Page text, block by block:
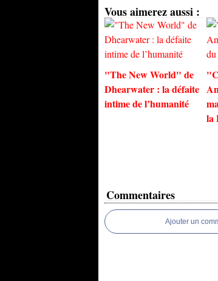
Vous aimerez aussi :
"The New World" de
Dhearwater : la défaite
intime de l’humanité
la
Commentaires
Ajouter un